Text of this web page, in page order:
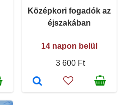
Középkori fogadók az
éjszakában
14 napon belül
3 600 Ft